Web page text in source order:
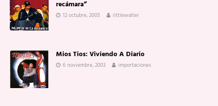
recámara”
12 octubre, 2005 littlewalter
Mios Tios: Viviendo A Diario
6 noviembre, 2003 importaciones